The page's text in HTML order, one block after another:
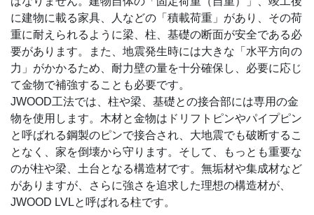
に建物に載る家具、人などの「積載荷重」があり、その荷
重に耐えられるように梁、柱、基礎の断面が安全である必
要があります。また、地震発生時には大きな「水平方向の
力」がかかるため、耐力壁の量を十分確保し、必要に応じ
て金物で補強することも必要です。
JWOOD工法では、柱や梁、基礎との接合部には専用の金
物を使用します。木材と金物はドリフトピンやパイプピン
と呼ばれる鋼製のピンで接合され、大地震でも破断するこ
となく、家を倒壊から守ります。そして、もっとも重要な
のが柱や梁、土台となる構造材です。無垢材や集成材など
がありますが、さらに強さを追求した理想の構造材が、
JWOOD LVLと呼ばれる柱です。